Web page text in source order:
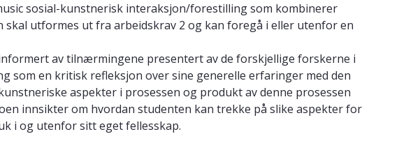
sosial-kunstnerisk interaksjon/forestilling som kombinerer
utformes ut fra arbeidskrav 2 og kan foregå i eller utenfor en
av tilnærmingene presentert av de forskjellige forskerne i
som en kritisk refleksjon over sine generelle erfaringer med den
aspekter i prosessen og produkt av denne prosessen
innsikter om hvordan studenten kan trekke på slike aspekter for
i og utenfor sitt eget fellesskap.